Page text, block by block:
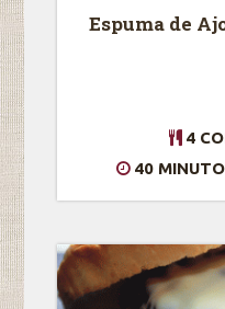
Espuma de
4
40